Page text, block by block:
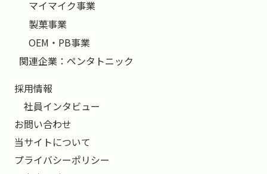
マイマイク事業
製菓事業
OEM・PB事業
関連企業：ペンタトニック
採用情報
社員インタビュー
お問い合わせ
当サイトについて
プライバシーポリシー